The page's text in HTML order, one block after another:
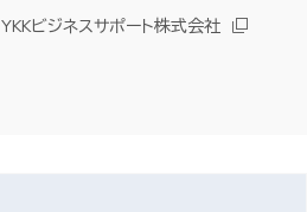
YKKビジネスサポート株式会社